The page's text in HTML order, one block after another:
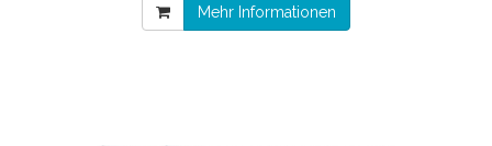
Mehr Informationen